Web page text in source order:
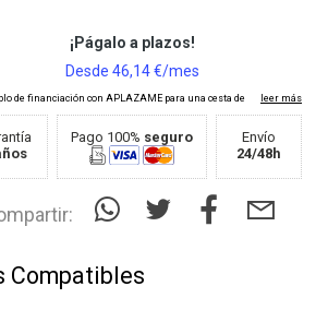
Pago 100% seguro
Envío
24/48h
Compatibles